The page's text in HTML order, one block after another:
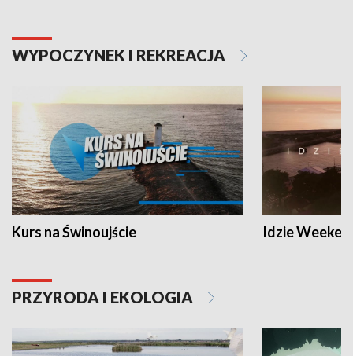
WYPOCZYNEK I REKREACJA
Kurs na Świnoujście Idzie
PRZYRODA I EKOLOGIA